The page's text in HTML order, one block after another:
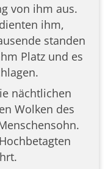
von ihm aus.
ihm,
standen
Platz und es
nächtlichen
Wolken des